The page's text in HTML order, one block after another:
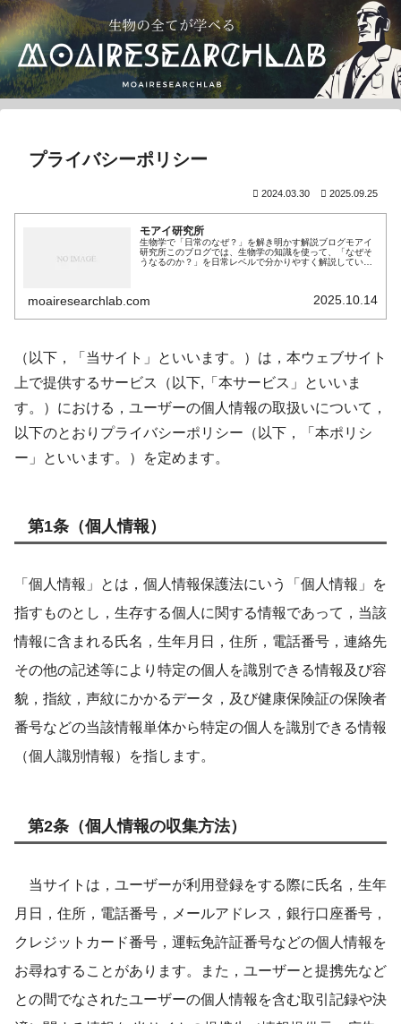
プライバシーポリシー
2024.03.30 2025.09.25
モアイ研究所
生物学で「日常のなぜ？」を解き明かす解説ブログモアイ
研究所このブログでは、生物学の知識を使って、「なぜそ
うなるのか？」を日常レベルで分かりやすく解説していま
moairesearchlab.com 2025.10.14
（以下，「当サイト」といいます。）は，本ウェブサイト
上で提供するサービス（以下,「本サービス」といいま
す。）における，ユーザーの個人情報の取扱いについて，
以下のとおりプライバシーポリシー（以下，「本ポリシ
ー」といいます。）を定めます。
第1条（個人情報）
「個人情報」とは，個人情報保護法にいう「個人情報」を
指すものとし，生存する個人に関する情報であって，当該
情報に含まれる氏名，生年月日，住所，電話番号，連絡先
その他の記述等により特定の個人を識別できる情報及び容
貌，指紋，声紋にかかるデータ，及び健康保険証の保険者
番号などの当該情報単体から特定の個人を識別できる情報
（個人識別情報）を指します。
第2条（個人情報の収集方法）
当サイトは，ユーザーが利用登録をする際に氏名，生年
月日，住所，電話番号，メールアドレス，銀行口座番号，
クレジットカード番号，運転免許証番号などの個人情報を
お尋ねすることがあります。また，ユーザーと提携先など
との間でなされたユーザーの個人情報を含む取引記録や決